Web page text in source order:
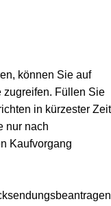
können Sie auf
zugreifen. Füllen Sie
in kürzester Zeit
nur nach
Kaufvorgang